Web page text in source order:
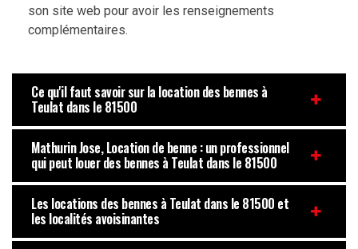
son site web pour avoir les renseignements
complémentaires.
Ce qu'il faut savoir sur la location des bennes à
Teulat dans le 81500
Mathurin Jose, Location de benne : un professionnel
qui peut louer des bennes à Teulat dans le 81500
Les locations des bennes à Teulat dans le 81500 et
les localités avoisinantes